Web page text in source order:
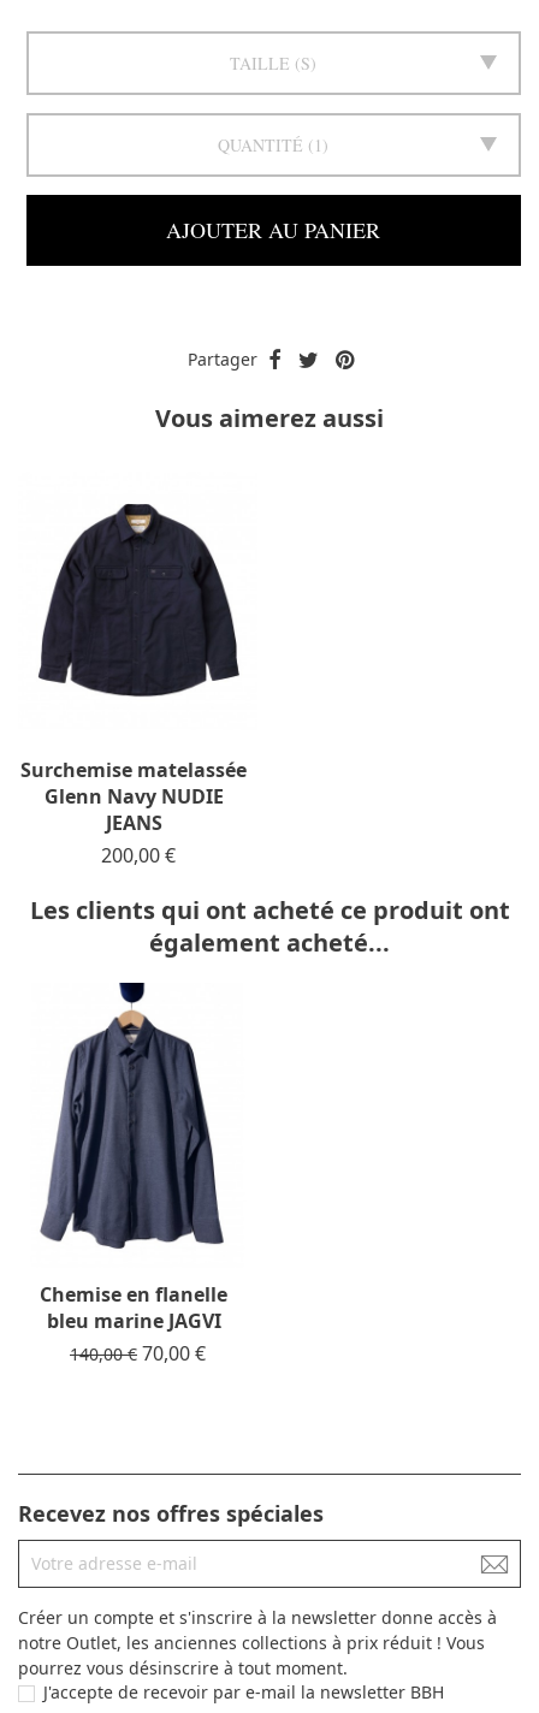
TAILLE S
QUANTITÉ 1
AJOUTER AU PANIER
Partager
Vous aimerez aussi
Surchemise matelassée
Glenn Navy NUDIE
JEANS
Prix
200,00 €
Les clients qui ont acheté ce produit ont
également acheté...
Chemise en flanelle
bleu marine JAGVI
Prix de base
140,00 € Prix
70,00 €
Recevez nos offres spéciales
Créer un compte et s'inscrire à la newsletter donne accès à
notre Outlet, les anciennes collections à prix réduit ! Vous
pourrez vous désinscrire à tout moment.
J'accepte de recevoir par e-mail la newsletter BBH